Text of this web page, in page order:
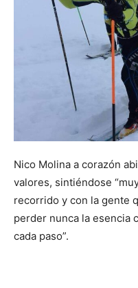
Nico Molina a corazón
valores, sintiéndose
recorrido y con la gente
perder nunca la esencia
cada paso”.